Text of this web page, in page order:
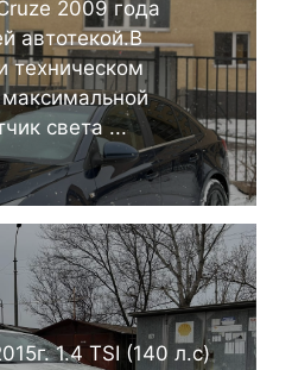
2009 года
автотекой.В
техническом
света ...
1.4 TSI (140 л.с)